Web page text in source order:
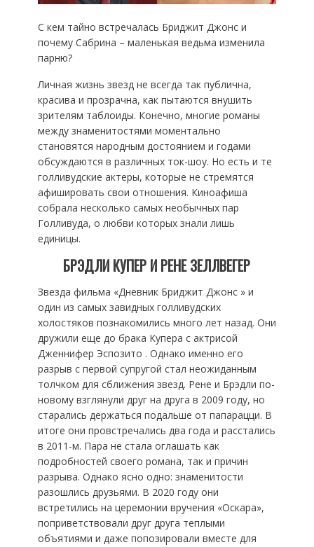
С кем тайно встречалась Бриджит Джонс и
почему Сабрина – маленькая ведьма изменила
парню?
Личная жизнь звезд не всегда так публична,
красива и прозрачна, как пытаются внушить
зрителям таблоиды. Конечно, многие романы
между знаменитостями моментально
становятся народным достоянием и годами
обсуждаются в различных ток-шоу. Но есть и те
голливудские актеры, которые не стремятся
афишировать свои отношения. Киноафиша
собрала несколько самых необычных пар
Голливуда, о любви которых знали лишь
единицы.
БРЭДЛИ КУПЕР И РЕНЕ ЗЕЛЛВЕГЕР
Звезда фильма «Дневник Бриджит Джонс » и
один из самых завидных голливудских
холостяков познакомились много лет назад. Они
дружили еще до брака Купера с актрисой
Дженнифер Эспозито . Однако именно его
разрыв с первой супругой стал неожиданным
толчком для сближения звезд. Рене и Брэдли по-
новому взглянули друг на друга в 2009 году, но
старались держаться подальше от папарацци. В
итоге они провстречались два года и расстались
в 2011-м. Пара не стала оглашать как
подробностей своего романа, так и причин
разрыва. Однако ясно одно: знаменитости
разошлись друзьями. В 2020 году они
встретились на церемонии вручения «Оскара»,
поприветствовали друг друга теплыми
объятиями и даже попозировали вместе для